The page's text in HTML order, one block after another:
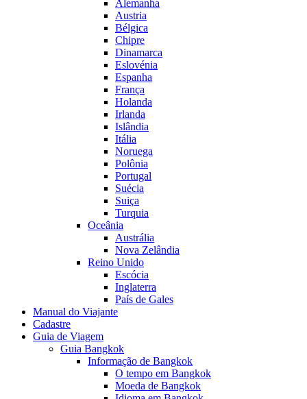
Alemanha
Austria
Bélgica
Chipre
Dinamarca
Eslovénia
Espanha
França
Holanda
Irlanda
Islândia
Itália
Noruega
Polônia
Portugal
Suécia
Suiça
Turquia
Oceânia
Austrália
Nova Zelândia
Reino Unido
Escócia
Inglaterra
País de Gales
Manual do Viajante
Cadastre
Guia de Viagem
Guia Bangkok
Informação de Bangkok
O tempo em Bangkok
Moeda de Bangkok